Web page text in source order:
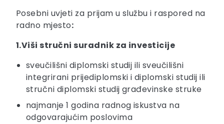
Posebni uvjeti za prijam u službu i raspored na
radno mjesto:
1.Viši stručni suradnik za investicije
sveučilišni diplomski studij ili sveučilišni
integrirani prijediplomski i diplomski studij ili
stručni diplomski studij građevinske struke
najmanje 1 godina radnog iskustva na
odgovarajućim poslovima